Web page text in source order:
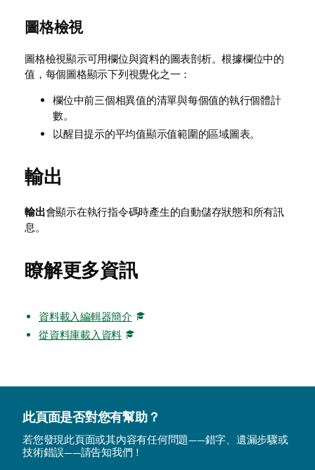
圖格檢視
圖格檢視顯示可用欄位與資料的圖表剖析。根據欄位中的
值，每個圖格顯示下列視覺化之一：
欄位中前三個相異值的清單與每個值的執行個體計
數。
以醒目提示的平均值顯示值範圍的區域圖表。
輸出
輸出會顯示在執行指令碼時產生的自動儲存狀態和所有訊
息。
瞭解更多資訊
資料載入編輯器簡介
從資料庫載入資料
此頁面是否對您有幫助？
若您發現此頁面或其內容有任何問題——錯字、遺漏步驟或
技術錯誤——請告知我們！